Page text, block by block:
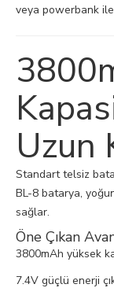
veya powerbank
Uzun
Standart telsiz
BL-8 batarya,
sağlar.
Öne Çıkan
3800mAh yüksek
7.4V güçlü enerji